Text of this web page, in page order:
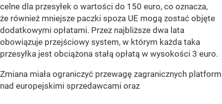
celne dla przesyłek o wartości do 150 euro, co oznacza,
że również mniejsze paczki spoza UE mogą zostać objęte
dodatkowymi opłatami. Przez najbliższe dwa lata
obowiązuje przejściowy system, w którym każda taka
przesyłka jest obciążona stałą opłatą w wysokości 3 euro.
Zmiana miała ograniczyć przewagę zagranicznych platform
nad europejskimi sprzedawcami oraz